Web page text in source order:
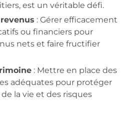
est un véritable défi.
: Gérer efficacement
ou financiers pour
nets et faire fructifier
: Mettre en place des
adéquates pour protéger
la vie et des risques